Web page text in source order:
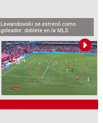
Lewandowski se estrenó como
goleador: doblete en la MLS